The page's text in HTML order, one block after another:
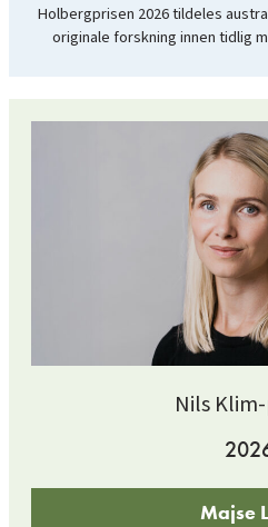
Holbergprisen 2026 tildeles
originale forskning innen tidlig
Nils
Majse